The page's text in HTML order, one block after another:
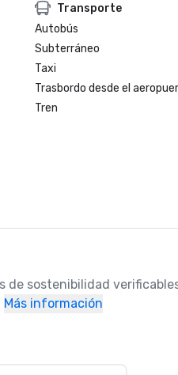
Transporte
Autobús
Subterráneo
Taxi
Trasbordo desde el
Tren
sostenibilidad
Más información